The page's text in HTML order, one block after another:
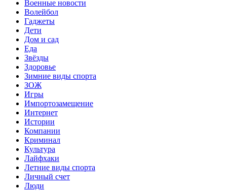
Военные новости
Волейбол
Гаджеты
Дети
Дом и сад
Еда
Звёзды
Здоровье
Зимние виды спорта
ЗОЖ
Игры
Импортозамещение
Интернет
Истории
Компании
Криминал
Культура
Лайфхаки
Летние виды спорта
Личный счет
Люди